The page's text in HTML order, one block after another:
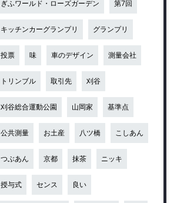
ぎふワールド・ローズガーデン 第7回
キッチンカーグランプリ グランプリ
投票 味 車のデザイン 測量会社
トリンブル 取引先 刈谷
刈谷総合運動公園 山岡家 基準点
公共測量 お土産 八ツ橋 こしあん
つぶあん 京都 抹茶 ニッキ
授与式 センス 良い